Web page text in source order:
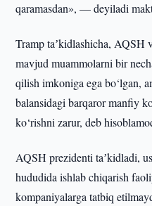
qaramasdan», — deyiladi
Tramp taʼkidlashicha, AQSH
mavjud muammolarni bir
qilish imkoniga ega bo‘lgan,
balansidagi barqaror manfiy
ko‘rishni zarur, deb
AQSH prezidenti taʼkidladi,
hududida ishlab chiqarish
kompaniyalarga tatbiq